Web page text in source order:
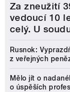
Za zneužití
vedoucí 10
celý. U
Rusnok:
z veřejných
Mělo jít o
o úspěších